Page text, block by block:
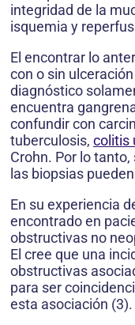
integridad de la
isquemia y
El encontrar lo
con o sin
diagnóstico
encuentra
confundir con
tuberculosis, colitis
Crohn. Por lo
las biopsias
En su experiencia
encontrado en
obstructivas no
El cree que una
obstructivas
para ser
esta asociación (3).